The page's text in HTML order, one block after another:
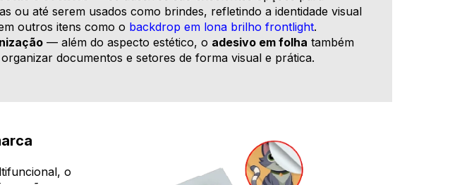
ou até serem usados como brindes, refletindo a identidade visual
outros itens como o backdrop em lona brilho frontlight.
— além do aspecto estético, o adesivo em folha também
documentos e setores de forma visual e prática.
o